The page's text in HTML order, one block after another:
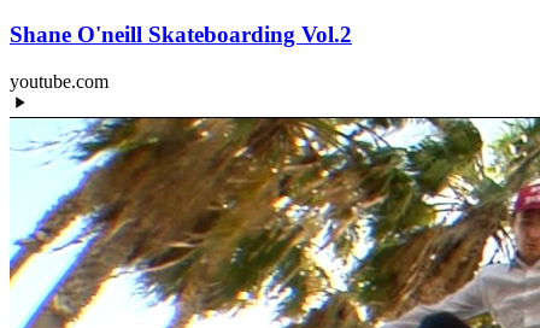
Shane O'neill Skateboarding Vol.2
youtube.com